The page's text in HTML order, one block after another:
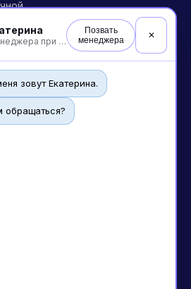
Отвечу и позову менеджера при необходимости
Позвать
менеджера
✕
зовут Екатерина.
обращаться?